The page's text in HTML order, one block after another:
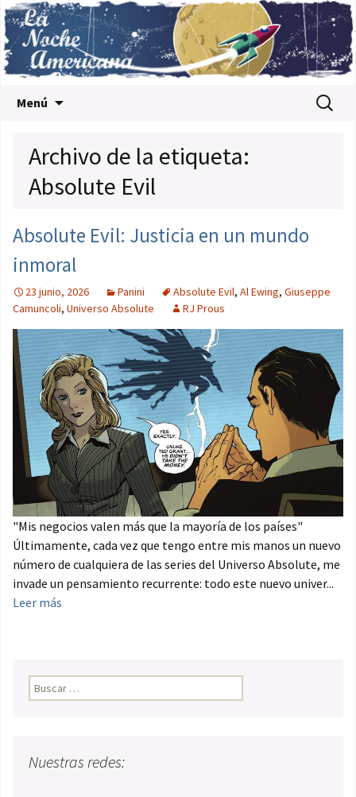
Menú Buscar:
Archivo de la etiqueta:
Absolute Evil
Absolute Evil: Justicia en un mundo
inmoral
23 junio, 2026 Panini Absolute Evil, Al Ewing, Giuseppe
Camuncoli, Universo Absolute RJ Prous
"Mis negocios valen más que la mayoría de los países"
Últimamente, cada vez que tengo entre mis manos un nuevo
número de cualquiera de las series del Universo Absolute, me
invade un pensamiento recurrente: todo este nuevo univer...
Leer más
Buscar:
Nuestras redes: